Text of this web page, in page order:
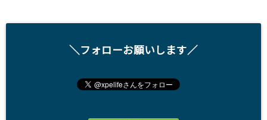
＼フォローお願いします／